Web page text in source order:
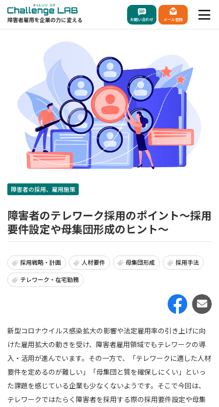
障害者雇用を企業の力に変える お問い合わせ メール登録
障害者の採用、雇用施策
障害者のテレワーク採用のポイント～採用
要件設定や母集団形成のヒント～
採用戦略・計画 人材要件 母集団形成 採用手法
テレワーク・在宅勤務
新型コロナウイルス感染拡大の影響や法定雇用率の引き上げに向
けた雇用拡大の動きを受け、障害者雇用領域でもテレワークの導
入・活用が進んでいます。その一方で、「テレワークに適した人材
要件を定めるのが難しい」「母集団と質を確保しにくい」といっ
た課題を感じている企業も少なくないようです。そこで今回は、
テレワークではたらく障害者を採用する際の採用要件設定や母集